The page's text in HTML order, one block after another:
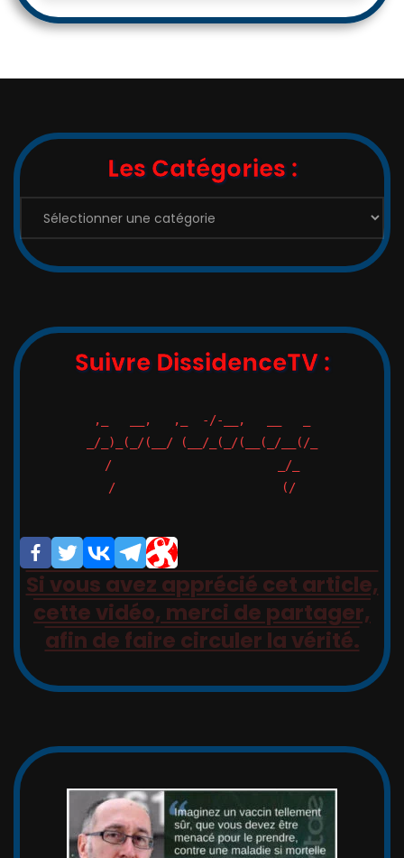
Les Catégories :
Suivre DissidenceTV :
,_   __,   ,_  -/-__,   __   _
_/_)_(_/(__/ (__/_(_/(__(_/__(/_
/                       _/_
/                       (/
Si vous avez apprécié cet article,
cette vidéo, merci de partager,
afin de faire circuler la vérité.